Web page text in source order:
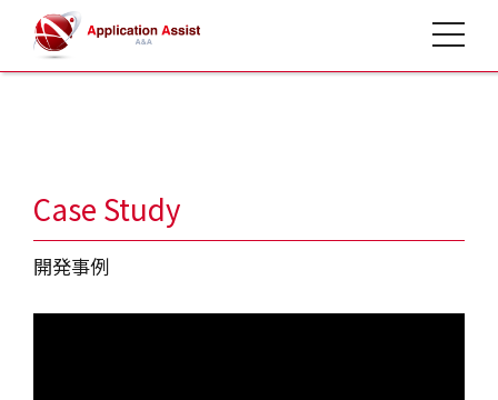
toggle
HOME>開発事例
Case Study
開発事例